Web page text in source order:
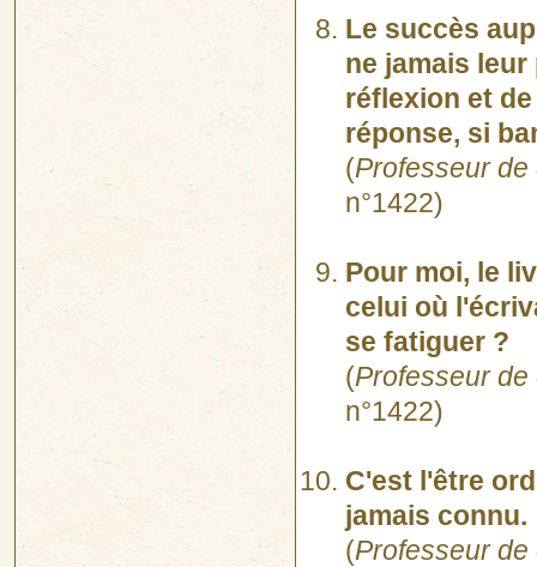
Le succès
ne jamais
réflexion et
réponse, si
(Professeur de
n°1422)
Pour moi, le
celui où
se fatiguer ?
(Professeur de
n°1422)
C'est l'être
jamais connu.
(Professeur de